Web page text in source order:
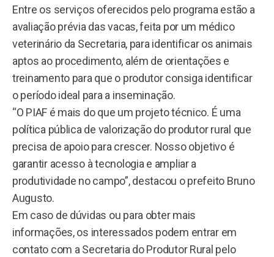
Entre os serviços oferecidos pelo programa estão a
avaliação prévia das vacas, feita por um médico
veterinário da Secretaria, para identificar os animais
aptos ao procedimento, além de orientações e
treinamento para que o produtor consiga identificar
o período ideal para a inseminação.
“O PIAF é mais do que um projeto técnico. É uma
política pública de valorização do produtor rural que
precisa de apoio para crescer. Nosso objetivo é
garantir acesso à tecnologia e ampliar a
produtividade no campo”, destacou o prefeito Bruno
Augusto.
Em caso de dúvidas ou para obter mais
informações, os interessados podem entrar em
contato com a Secretaria do Produtor Rural pelo